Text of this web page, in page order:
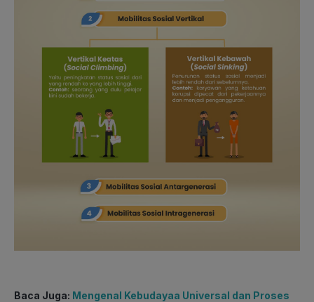
Baca Juga: Mengenal Kebudayaa Universal dan Proses